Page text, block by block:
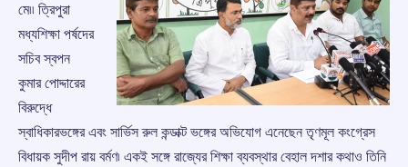
মে৷৷ ত্রিপুরা
মধ্যশিক্ষা পর্ষদের
সচিব স্বপন
কুমার পোদ্দারের
বিরুদ্ধে
স্বাধিকারভঙ্গের এবং সার্ভিস রুল কন্ডাক্ট ভঙ্গের অভিযোগ এনেছেন তৃণমূল কংগ্রেস
বিধায়ক সুদীপ রায় বর্মণ৷ একই সঙ্গে রাজ্যের শিক্ষা ব্যবস্থার বেহাল দশার কথাও তিনি